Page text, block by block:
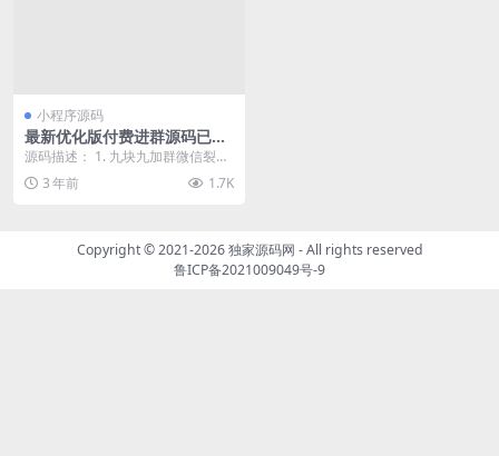
小程序源码
最新优化版付费进群源码已修
复定位
源码描述： 1. 九块九加群微信裂变
人脉吃瓜宝妈同城相亲交友取图表
情包 2. 支...
3 年前 1.7K
Copyright © 2021-2026独家源码网 - All rights reserved
鲁ICP备2021009049号-9